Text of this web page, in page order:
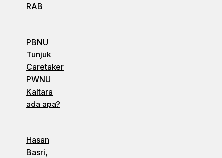
RAB
PBNU
Tunjuk
Caretaker
PWNU
Kaltara
ada apa?
Hasan
Basri,